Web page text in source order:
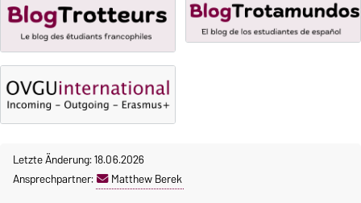
Anmeldung
Gebührenbefreiung bei
Incomings
Letzte Änderung: 18.06.2026
Ansprechpartner:
Matthew Berek